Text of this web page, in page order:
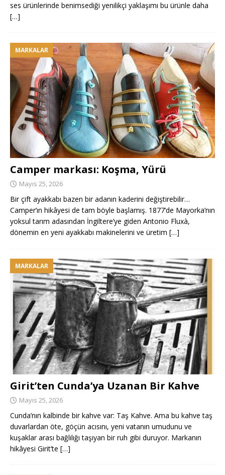
ses ürünlerinde benimsediği yenilikçi yaklaşımı bu ürünle daha
[…]
MARKALAR
Camper markası: Koşma, Yürü
Mayıs 25, 2026
Bir çift ayakkabı bazen bir adanın kaderini değiştirebilir…
Camper’ın hikâyesi de tam böyle başlamış. 1877’de Mayorka’nın
yoksul tarım adasından İngiltere’ye giden Antonio Fluxà,
dönemin en yeni ayakkabı makinelerini ve üretim […]
MARKALAR
Girit’ten Cunda’ya Uzanan Bir Kahve
Mayıs 25, 2026
Cunda’nın kalbinde bir kahve var: Taş Kahve. Ama bu kahve taş
duvarlardan öte, göçün acısını, yeni vatanın umudunu ve
kuşaklar arası bağlılığı taşıyan bir ruh gibi duruyor. Markanın
hikâyesi Girit’te […]